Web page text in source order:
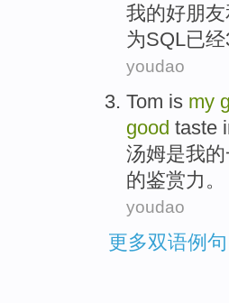
我的好朋友
为SQL已经
youdao
Tom is my
good taste
汤姆是我
的鉴赏力 。
youdao
更多双语例句